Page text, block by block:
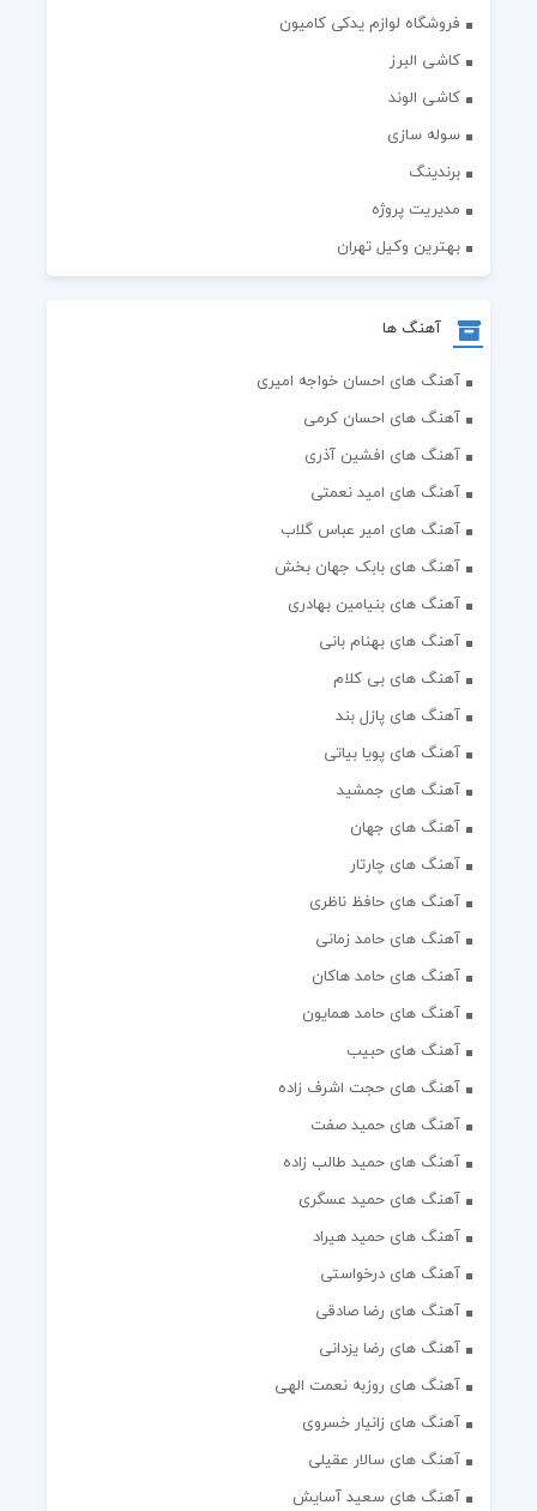
فروشگاه لوازم یدکی کامیون
کاشی البرز
کاشی الوند
سوله سازی
برندینگ
مدیریت پروژه
بهترین وکیل تهران
آهنگ ها
آهنگ های احسان خواجه امیری
آهنگ های احسان کرمی
آهنگ های افشین آذری
آهنگ های امید نعمتی
آهنگ های امیر عباس گلاب
آهنگ های بابک جهان بخش
آهنگ های بنیامین بهادری
آهنگ های بهنام بانی
آهنگ های بی کلام
آهنگ های پازل بند
آهنگ های پویا بیاتی
آهنگ های جمشید
آهنگ های جهان
آهنگ های چارتار
آهنگ های حافظ ناظری
آهنگ های حامد زمانی
آهنگ های حامد هاکان
آهنگ های حامد همایون
آهنگ های حبیب
آهنگ های حجت اشرف زاده
آهنگ های حمید صفت
آهنگ های حمید طالب زاده
آهنگ های حمید عسگری
آهنگ های حمید هیراد
آهنگ های درخواستی
آهنگ های رضا صادقی
آهنگ های رضا یزدانی
آهنگ های روزبه نعمت الهی
آهنگ های زانیار خسروی
آهنگ های سالار عقیلی
آهنگ های سعید آسایش